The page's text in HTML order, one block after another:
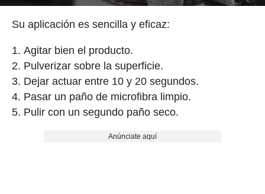
Su aplicación es sencilla y eficaz:
Agitar bien el producto.
Pulverizar sobre la superficie.
Dejar actuar entre 10 y 20 segundos.
Pasar un paño de microfibra limpio.
Pulir con un segundo paño seco.
Anúnciate aquí